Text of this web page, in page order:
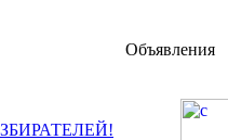
Объявления